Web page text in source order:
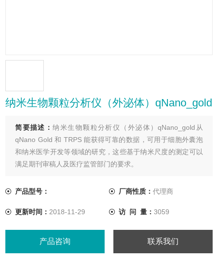
纳米生物颗粒分析仪（外泌体）qNano_gold
简要描述：纳米生物颗粒分析仪（外泌体）qNano_gold从
qNano Gold 和 TRPS 能获得可靠的数据，可用于细胞外囊泡
和纳米医学开发等领域的研究，这些基于纳米尺度的测定可以
满足期刊审稿人及医疗监管部门的要求。
产品型号： 厂商性质： 代理商
更新时间： 2018-11-29 访 问 量： 3059
产品咨询 联系我们